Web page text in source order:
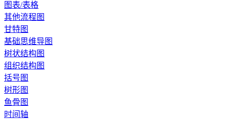
图表/表格
其他流程图
甘特图
基础思维导图
树状结构图
组织结构图
括号图
树形图
鱼骨图
时间轴